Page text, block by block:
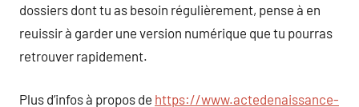
dossiers dont tu as besoin régulièrement, pense à en
reuissir à garder une version numérique que tu pourras
retrouver rapidement.
Plus d’infos à propos de https://www.actedenaissance-